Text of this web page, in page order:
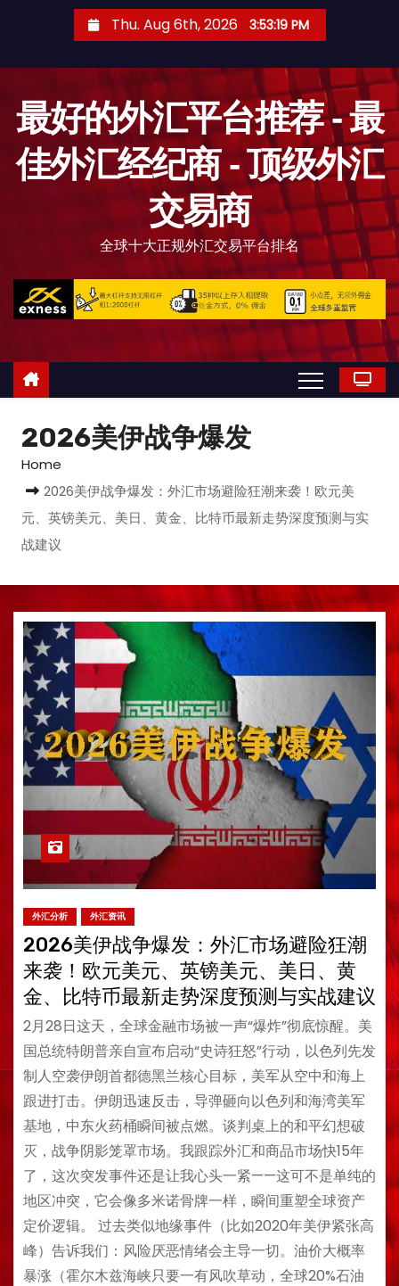
Thu. Aug 6th, 2026 3:53:20 PM
最好的外汇平台推荐 - 最
佳外汇经纪商 - 顶级外汇
交易商
全球十大正规外汇交易平台排名
2026美伊战争爆发
Home
2026美伊战争爆发：外汇市场避险狂潮来袭！欧元美
元、英镑美元、美日、黄金、比特币最新走势深度预测与实
战建议
外汇分析 外汇资讯
2026美伊战争爆发：外汇市场避险狂潮
来袭！欧元美元、英镑美元、美日、黄
金、比特币最新走势深度预测与实战建议
2月28日这天，全球金融市场被一声“爆炸”彻底惊醒。美
国总统特朗普亲自宣布启动“史诗狂怒”行动，以色列先发
制人空袭伊朗首都德黑兰核心目标，美军从空中和海上
跟进打击。伊朗迅速反击，导弹砸向以色列和海湾美军
基地，中东火药桶瞬间被点燃。谈判桌上的和平幻想破
灭，战争阴影笼罩市场。我跟踪外汇和商品市场快15年
了，这次突发事件还是让我心头一紧——这可不是单纯的
地区冲突，它会像多米诺骨牌一样，瞬间重塑全球资产
定价逻辑。 过去类似地缘事件（比如2020年美伊紧张高
峰）告诉我们：风险厌恶情绪会主导一切。油价大概率
暴涨（霍尔木兹海峡只要一有风吹草动，全球20%石油